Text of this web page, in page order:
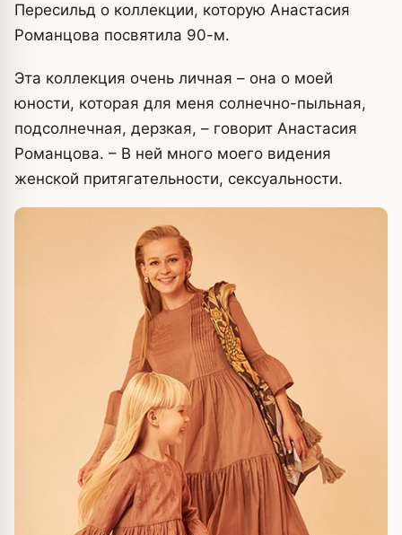
Пересильд о коллекции, которую Анастасия
Романцова посвятила 90-м.
Эта коллекция очень личная – она о моей
юности, которая для меня солнечно-пыльная,
подсолнечная, дерзкая, – говорит Анастасия
Романцова. – В ней много моего видения
женской притягательности, сексуальности.